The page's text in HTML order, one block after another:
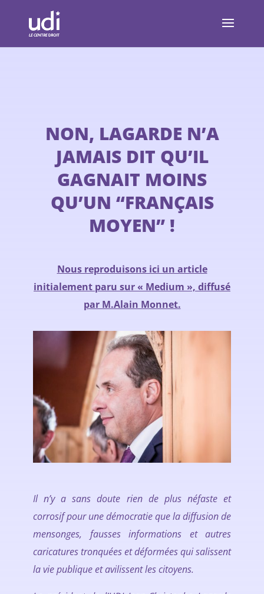
NON, LAGARDE N’A
JAMAIS DIT QU’IL
GAGNAIT MOINS
QU’UN “FRANÇAIS
MOYEN” !
Nous reproduisons ici un article
initialement paru sur « Medium », diffusé
par M.Alain Monnet.
Il n’y a sans doute rien de plus néfaste et
corrosif pour une démocratie que la diffusion de
mensonges, fausses informations et autres
caricatures tronquées et déformées qui salissent
la vie publique et avilissent les citoyens.